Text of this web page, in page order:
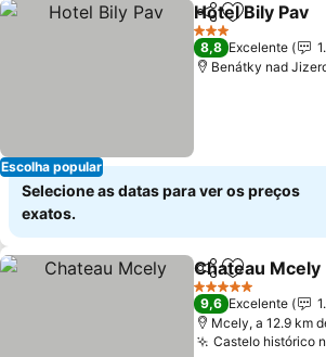
Escolha popular
PartilharAdicionar
Hotel Bily Pav
3 Estrelas
8,8 Excelente
Benátky nad
Selecione as datas para ver os preços
exatos.
PartilharAdicionar
Chateau Mcely
5 Estrelas
9,6 Excelente
Mcely, a 12.9 km
Castelo histórico